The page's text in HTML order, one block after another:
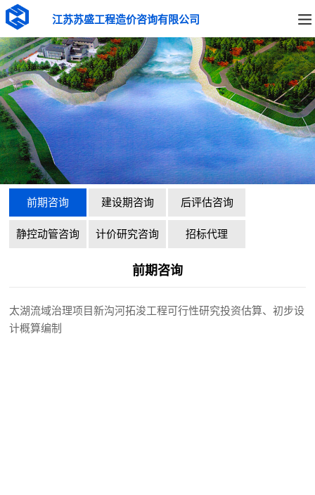
江苏苏盛工程造价咨询有限公司
前期咨询 建设期咨询 后评估咨询
静控动管咨询 计价研究咨询 招标代理
前期咨询
太湖流域治理项目新沟河拓浚工程可行性研究投资估算、初步设
计概算编制